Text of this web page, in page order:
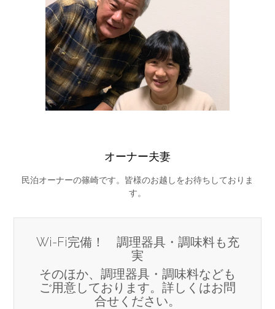
オーナー夫妻
民泊オーナーの篠崎です。皆様のお越しをお待ちしておりま
す。
Wi-Fi完備！ 調理器具・調味料も充
実
そのほか、調理器具・調味料なども
ご用意しております。詳しくはお問
合せください。